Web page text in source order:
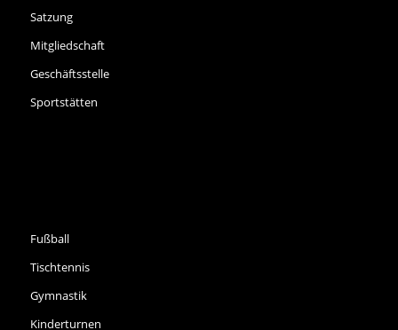
Satzung
Mitgliedschaft
Geschäftsstelle
Sportstätten
Fußball
Tischtennis
Gymnastik
Kinderturnen